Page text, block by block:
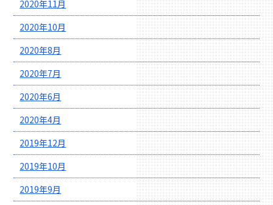
2020年11月
2020年10月
2020年8月
2020年7月
2020年6月
2020年4月
2019年12月
2019年10月
2019年9月